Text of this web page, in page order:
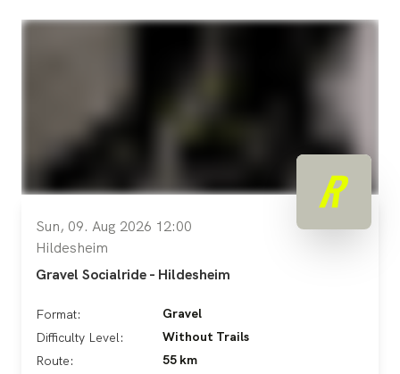
Sun, 09. Aug 2026 12:00
Hildesheim
Gravel Socialride - Hildesheim
Format:
Gravel
Difficulty Level:
Without Trails
Route:
55 km